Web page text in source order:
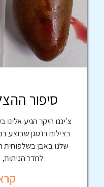
סיפור
צ'ינגו היקר הגיע
בצילום רנטגן שבוצע
שלנו באבן בשלפוחית
לחדר